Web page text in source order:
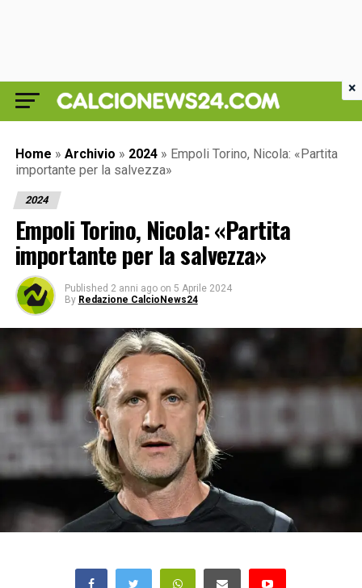
Home » Archivio » 2024 » Empoli Torino, Nicola: «Partita
importante per la salvezza»
2024
Empoli Torino, Nicola: «Partita
importante per la salvezza»
Published 2 anni ago on 5 Aprile 2024
By Redazione CalcioNews24
×